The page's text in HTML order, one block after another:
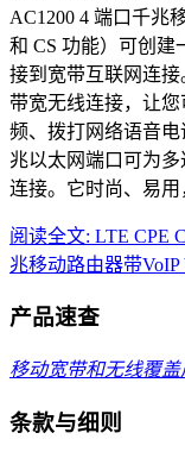
AC1200 4 端口千兆
和 CS 功能）可创建
接到宽带互联网连接
带宽无线连接，让
频、拨打网络语音
兆以太网端口可为
连接。它时尚、易用
阅读全文: LTE CPE
兆移动路由器带VoIP
产品速查
移动宽带和无线覆盖
条款与细则